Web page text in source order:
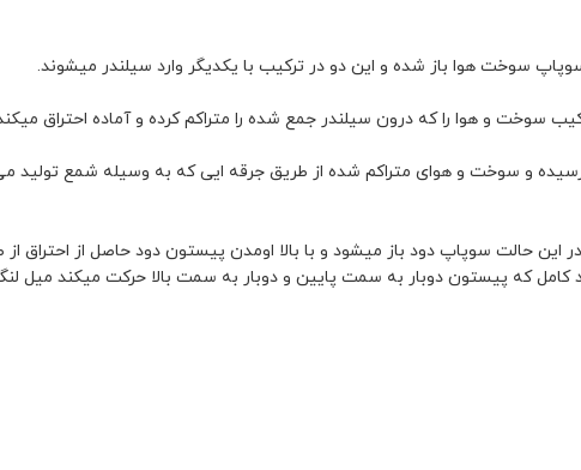
سوخت هوا باز شده و این دو در ترکیب با یکدیگر وارد سیلندر میشوند.
و هوا را که درون سیلندر جمع شده را متراکم کرده و آماده احتراق
و سوخت و هوای متراکم شده از طریق جرقه ایی که به وسیله شمع تولید
این حالت سوپاپ دود باز میشود و با بالا اومدن پیستون دود حاصل از احتراق
کامل که پیستون دوبار به سمت پایین و دوبار به سمت بالا حرکت میکند میل